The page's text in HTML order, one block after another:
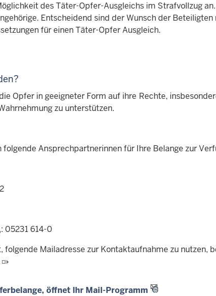
des Täter-Opfer-Ausgleichs im Strafvollzug
Entscheidend sind der Wunsch der
für einen Täter-Opfer Ausgleich.
Opfer in geeigneter Form auf ihre Rechte,
zu unterstützen.
Ansprechpartnerinnen für Ihre Belange zur
: 05231 614-0
folgende Mailadresse zur Kontaktaufnahme zu nutzen,
öffnet Ihr Mail-Programm